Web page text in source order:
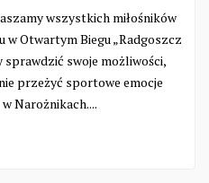
wszystkich miłośników
w Otwartym Biegu „Radgoszcz
sprawdzić swoje możliwości,
przeżyć sportowe emocje
Narożnikach....